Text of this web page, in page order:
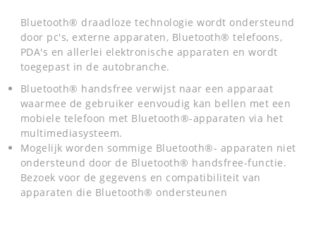
Bluetooth® draadloze technologie wordt ondersteund
door pc's, externe apparaten, Bluetooth® telefoons,
PDA's en allerlei elektronische apparaten en wordt
toegepast in de autobranche.
Bluetooth® handsfree verwijst naar een apparaat
waarmee de gebruiker eenvoudig kan bellen met een
mobiele telefoon met Bluetooth®-apparaten via het
multimediasysteem.
Mogelijk worden sommige Bluetooth®- apparaten niet
ondersteund door de Bluetooth® handsfree-functie.
Bezoek voor de gegevens en compatibiliteit van
apparaten die Bluetooth® ondersteunen